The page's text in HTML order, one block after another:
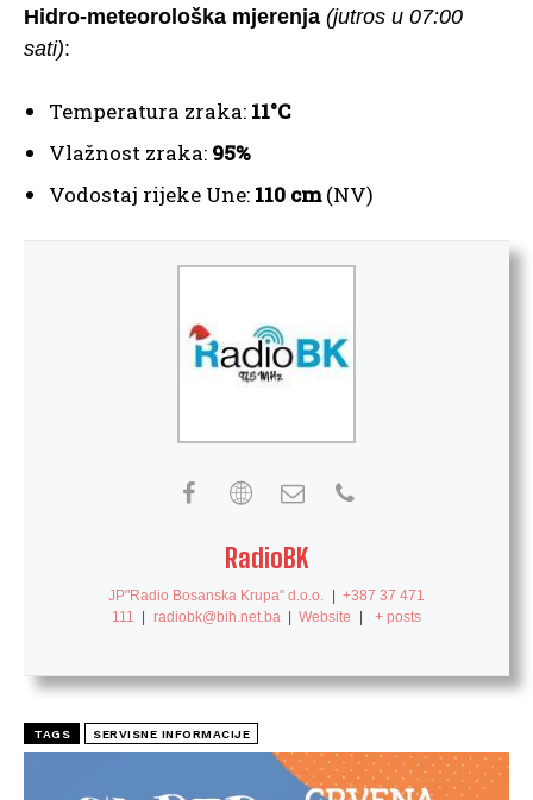
Hidro-meteorološka mjerenja (jutros u 07:00
sati):
Temperatura zraka: 11°C
Vlažnost zraka: 95%
Vodostaj rijeke Une: 110 cm(NV)
RadioBK
JP"Radio Bosanska Krupa" d.o.o. | +387 37 471
111
| radiobk@bih.net.ba | Website | + posts
TAGS SERVISNE INFORMACIJE